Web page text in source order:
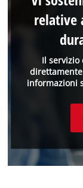
Il servizio
informazioni
relative